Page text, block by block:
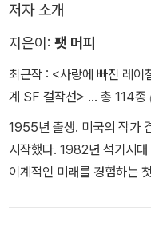
령'들을 볼 수 있는 기묘한
역시 그런 경험을 하지만,
그때, 고대 마야에서 사제
리자베스를 유혹한다. 바야
는 통로로 엘리자베스가 낙
제물로 바쳐야 한다.
저자 소개
지은이: 팻 머피
최근작 : <사랑에 빠진 레이
계 SF 걸작선> … 총 114종
1955년 출생. 미국의 작가
시작했다. 1982년 석기시
이계적인 미래를 경험하는